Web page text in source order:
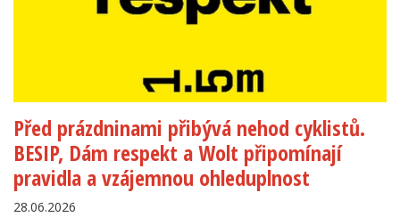
Před prázdninami přibývá nehod cyklistů.
BESIP, Dám respekt a Wolt připomínají
pravidla a vzájemnou ohleduplnost
28.06.2026